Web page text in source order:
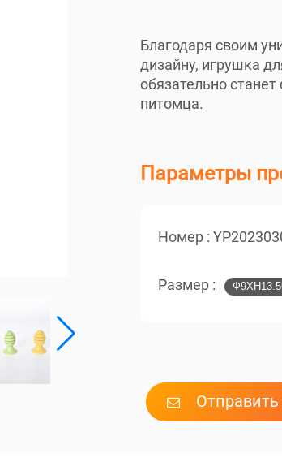
Благодаря своим
дизайну, игрушка
обязательно
питомца.
Параметры
Номер :
Размер :
Отправить